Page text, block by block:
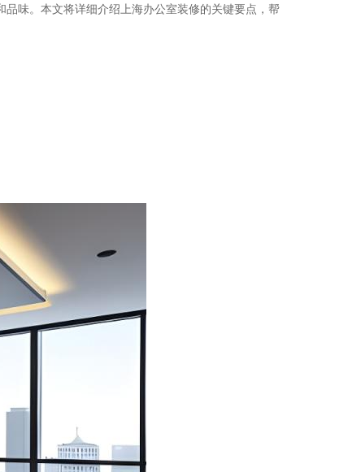
味。本文将详细介绍上海办公室装修的关键要点，帮